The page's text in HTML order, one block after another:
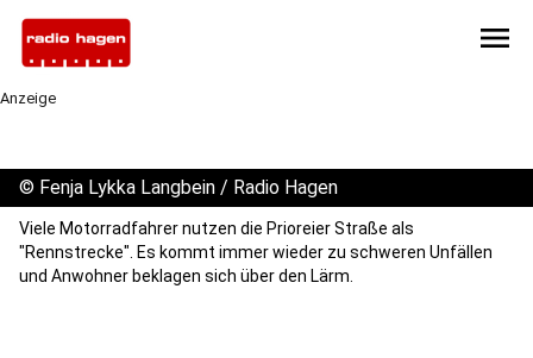
menu
Anzeige
© Fenja Lykka Langbein / Radio Hagen
Viele Motorradfahrer nutzen die Prioreier Straße als
"Rennstrecke". Es kommt immer wieder zu schweren Unfällen
und Anwohner beklagen sich über den Lärm.